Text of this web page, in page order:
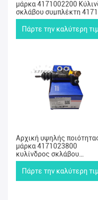
μάρκα 4171002200
σκλάβου συμπλέκτη
02200 Κύλινδρο σκλάβου
απελευθέρωσης
Πάρτε την καλύτερη
Αρχική υψηλής
μάρκα 4171023800
κυλίνδρος σκλάβου
συμπλέκτη 41710-23800
κυλίνδρος σκλάβου
Πάρτε την καλύτερη